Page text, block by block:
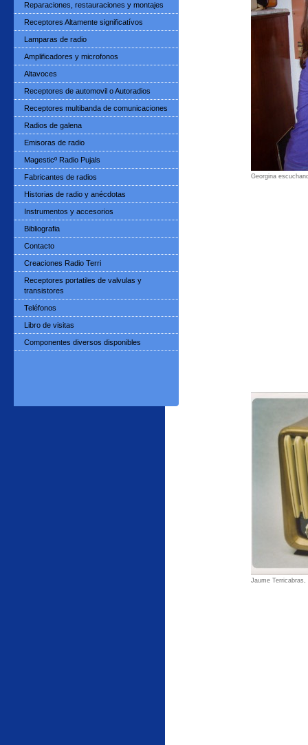
Georgina
Jaume
Reparaciones, restauraciones y montajes
Receptores Altamente significatívos
Lamparas de radio
Amplificadores y microfonos
Altavoces
Receptores de automovil o Autoradios
Receptores multibanda de comunicaciones
Radios de galena
Emisoras de radio
Magesticº Radio Pujals
Fabricantes de radios
Historias de radio y anécdotas
Instrumentos y accesorios
Bibliografia
Contacto
Creaciones Radio Terri
Receptores portatiles de valvulas y
transistores
Teléfonos
Libro de visitas
Componentes diversos disponibles